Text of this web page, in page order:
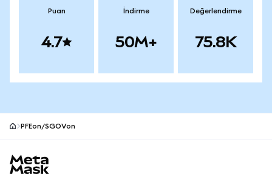
Puan
4.7
İndirme
50M+
Değerlendirme
75.8K
PFEon/SGOVon